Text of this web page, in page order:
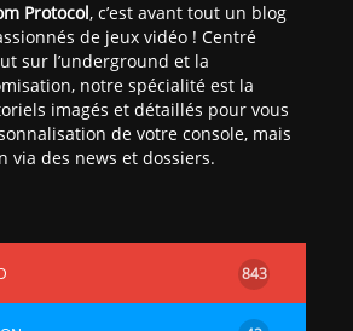
Protocol, c’est avant tout un blog
de jeux vidéo ! Centré
sur l’underground et la
notre spécialité est la
imagés et détaillés pour vous
de votre console, mais
via des news et dossiers.
843